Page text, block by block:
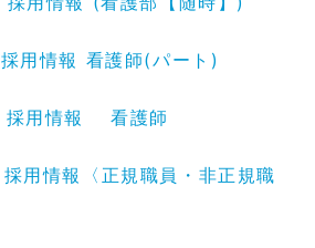
採用情報 看護師(パート)
採用情報 看護師
採用情報〈正規職員・非正規職